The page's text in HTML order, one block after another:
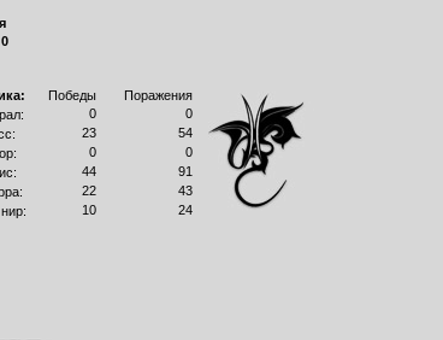
0
Победы
Поражения
0
0
23
54
0
0
44
91
22
43
10 24